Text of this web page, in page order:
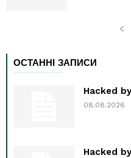
ОСТАННІ ЗАПИСИ
Hacked
08.08.2026
Hacked